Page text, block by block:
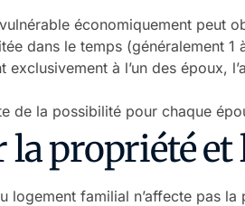
économiquement peut
dans le temps (généralement 1
exclusivement à l’un des époux,
de la possibilité pour chaque
propriété et
logement familial n’affecte pas